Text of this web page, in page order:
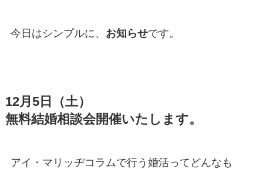
今日はシンプルに、 お知らせです。
12月5日（土）
無料結婚相談会開催いたします。
アイ・マリッヂコラムで行う婚活ってどんなも